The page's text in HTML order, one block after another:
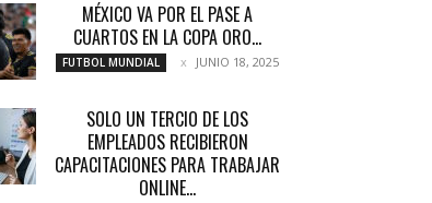
MÉXICO VA POR EL PASE A
CUARTOS EN LA COPA ORO...
FUTBOL MUNDIAL JUNIO 18, 2025
SOLO UN TERCIO DE LOS
EMPLEADOS RECIBIERON
CAPACITACIONES PARA TRABAJAR
ONLINE...